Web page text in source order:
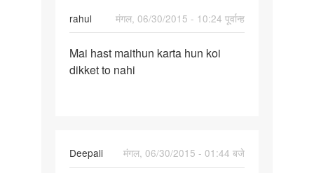
rahul
मंगल, 06/30/2015 - 10:24 पूर्वान्ह
Mai
hast
Mai hast maithun karta hun koi
dikket to nahi
Deepali
मंगल, 06/30/2015 - 01:44 बजे